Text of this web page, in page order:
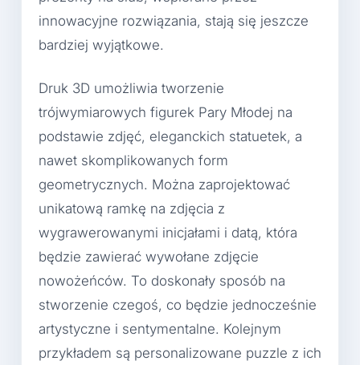
innowacyjne rozwiązania, stają się jeszcze
bardziej wyjątkowe.
Druk 3D umożliwia tworzenie
trójwymiarowych figurek Pary Młodej na
podstawie zdjęć, eleganckich statuetek, a
nawet skomplikowanych form
geometrycznych. Można zaprojektować
unikatową ramkę na zdjęcia z
wygrawerowanymi inicjałami i datą, która
będzie zawierać wywołane zdjęcie
nowożeńców. To doskonały sposób na
stworzenie czegoś, co będzie jednocześnie
artystyczne i sentymentalne. Kolejnym
przykładem są personalizowane puzzle z ich